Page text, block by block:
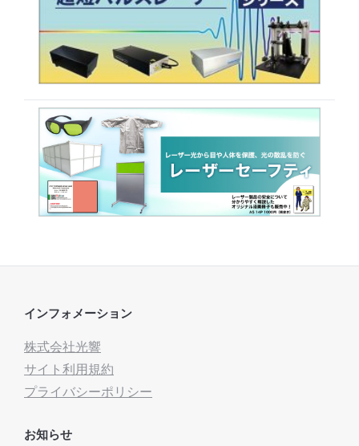
インフォメーション
株式会社光響
サイト利用規約
プライバシーポリシー
お知らせ